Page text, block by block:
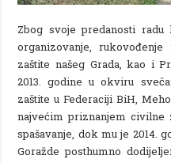
Zbog svoje predanosti
organizovanje,
zaštite našeg Grada, kao i
2013. godine u okviru
zaštite u Federaciji BiH,
najvećim priznanjem civilne
spašavanje, dok mu je 2014.
Goražde posthumno